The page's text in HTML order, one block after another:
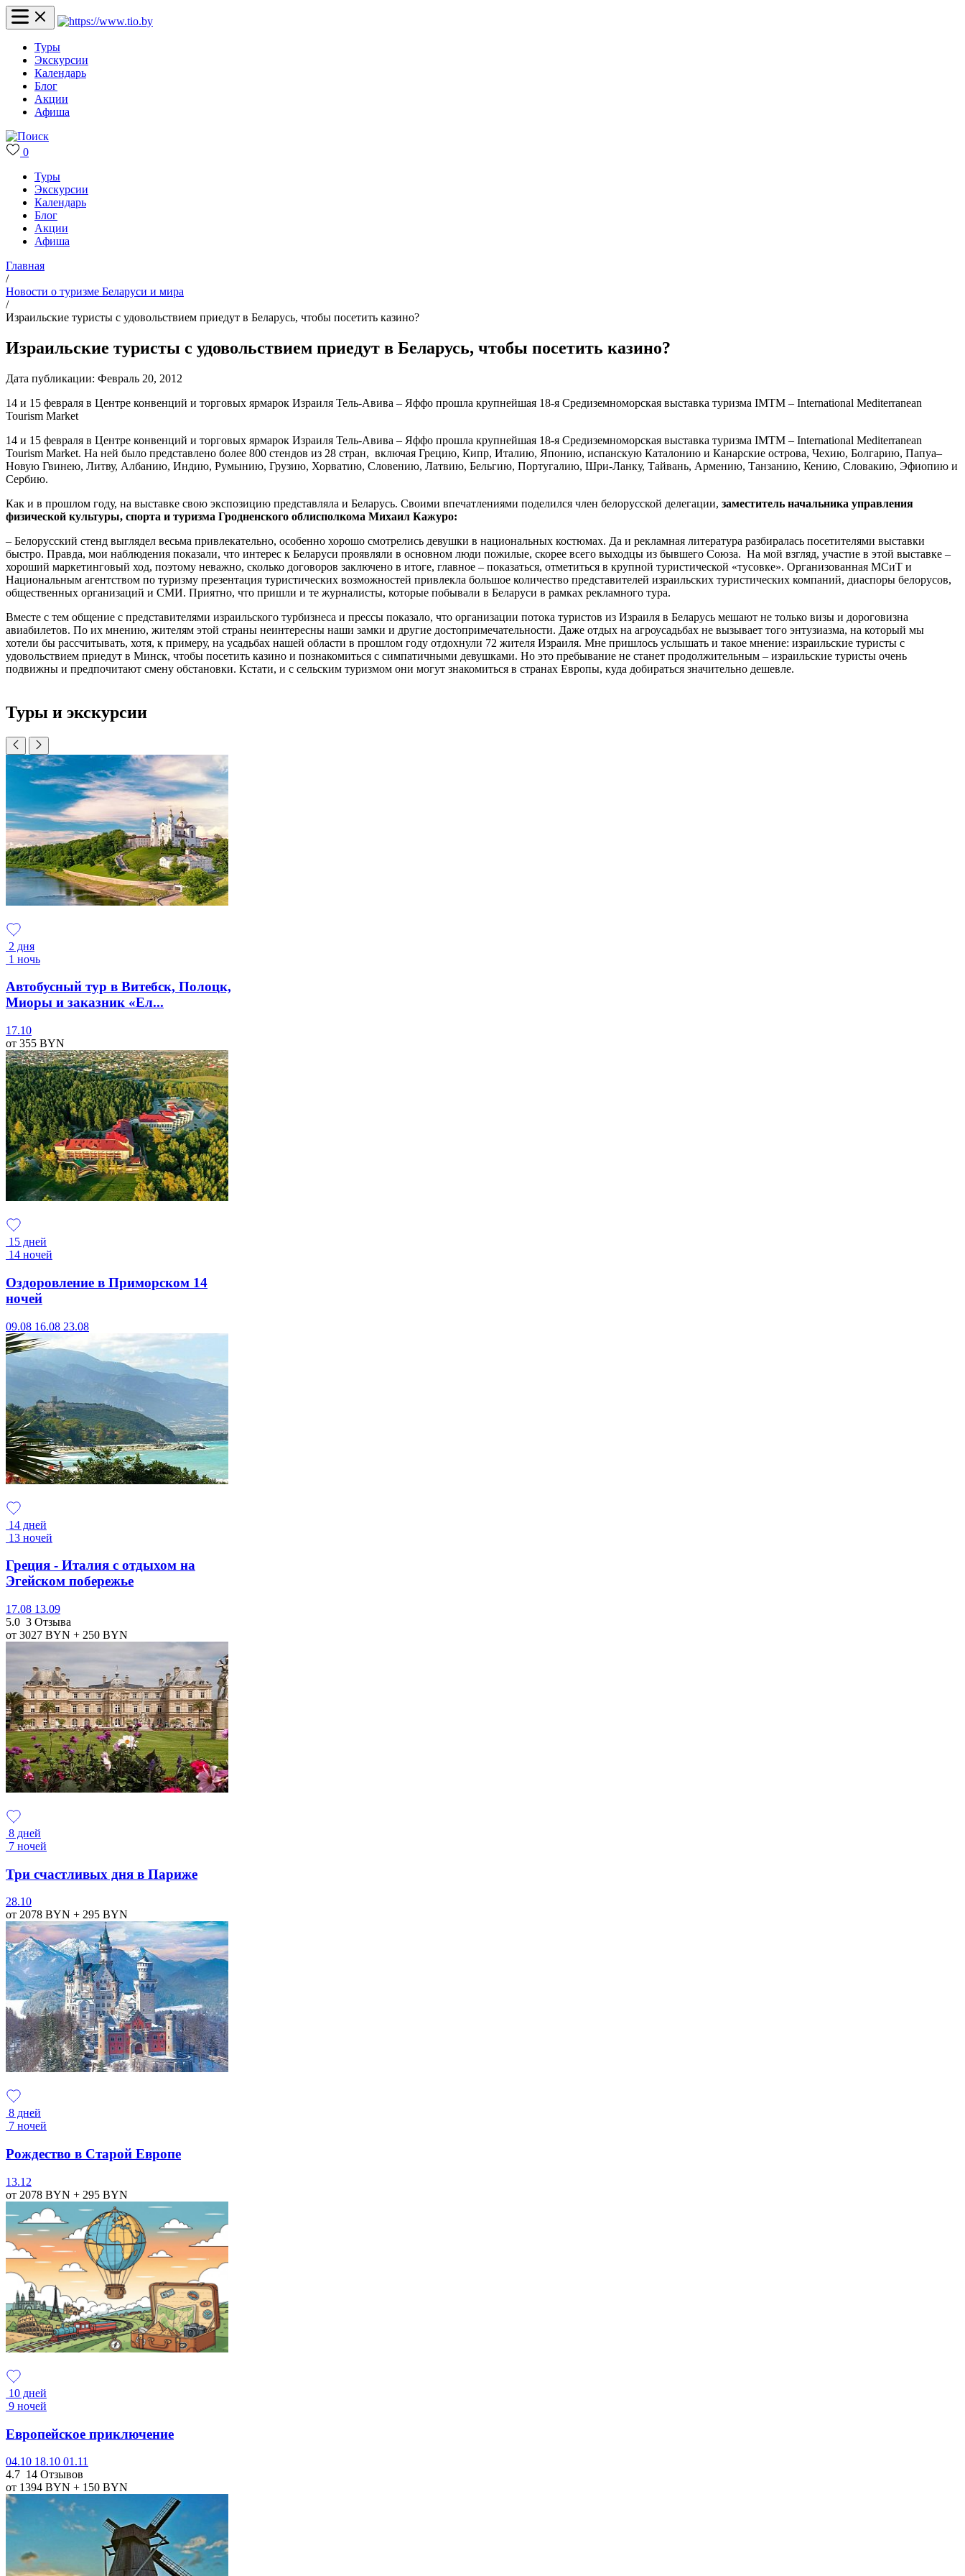
Туры
Экскурсии
Календарь
Блог
Акции
Афиша
0
Туры
Экскурсии
Календарь
Блог
Акции
Афиша
Главная
/
Новости о туризме Беларуси и мира
/
Израильские туристы с удовольствием приедут в Беларусь, чтобы посетить казино?
Израильские туристы с удовольствием приедут в Беларусь, чтобы посетить казино?
Дата публикации: Февраль 20, 2012
14 и 15 февраля в Центре конвенций и торговых ярмарок Израиля Тель-Авива – Яффо прошла крупнейшая 18-я Средиземноморская выставка туризма IMTM – International Mediterranean
Tourism Market
14 и 15 февраля в Центре конвенций и торговых ярмарок Израиля Тель-Авива – Яффо прошла крупнейшая 18-я Средиземноморская выставка туризма IMTM – International Mediterranean
Tourism Market. На ней было представлено более 800 стендов из 28 стран, включая Грецию, Кипр, Италию, Японию, испанскую Каталонию и Канарские острова, Чехию, Болгарию, Папуа–
Новую Гвинею, Литву, Албанию, Индию, Румынию, Грузию, Хорватию, Словению, Латвию, Бельгию, Португалию, Шри-Ланку, Тайвань, Армению, Танзанию, Кению, Словакию, Эфиопию и
Сербию.
Как и в прошлом году, на выставке свою экспозицию представляла и Беларусь. Своими впечатлениями поделился член белорусской делегации, заместитель начальника управления
физической культуры, спорта и туризма Гродненского облисполкома Михаил Кажуро:
– Белорусский стенд выглядел весьма привлекательно, особенно хорошо смотрелись девушки в национальных костюмах. Да и рекламная литература разбиралась посетителями выставки
быстро. Правда, мои наблюдения показали, что интерес к Беларуси проявляли в основном люди пожилые, скорее всего выходцы из бывшего Союза. На мой взгляд, участие в этой выставке –
хороший маркетинговый ход, поэтому неважно, сколько договоров заключено в итоге, главное – показаться, отметиться в крупной туристической «тусовке». Организованная МСиТ и
Национальным агентством по туризму презентация туристических возможностей привлекла большое количество представителей израильских туристических компаний, диаспоры белорусов,
общественных организаций и СМИ. Приятно, что пришли и те журналисты, которые побывали в Беларуси в рамках рекламного тура.
Вместе с тем общение с представителями израильского турбизнеса и прессы показало, что организации потока туристов из Израиля в Беларусь мешают не только визы и дороговизна
авиабилетов. По их мнению, жителям этой страны неинтересны наши замки и другие достопримечательности. Даже отдых на агроусадьбах не вызывает того энтузиазма, на который мы
хотели бы рассчитывать, хотя, к примеру, на усадьбах нашей области в прошлом году отдохнули 72 жителя Израиля. Мне пришлось услышать и такое мнение: израильские туристы с
удовольствием приедут в Минск, чтобы посетить казино и познакомиться с симпатичными девушками. Но это пребывание не станет продолжительным – израильские туристы очень
подвижны и предпочитают смену обстановки. Кстати, и с сельским туризмом они могут знакомиться в странах Европы, куда добираться значительно дешевле.
Туры и экскурсии
2 дня
1 ночь
Автобусный тур в Витебск, Полоцк,
Миоры и заказник «Ел...
17.10
от 355 BYN
15 дней
14 ночей
Оздоровление в Приморском 14
ночей
09.08 16.08 23.08
14 дней
13 ночей
Греция - Италия с отдыхом на
Эгейском побережье
17.08 13.09
5.0 3 Отзыва
от 3027 BYN + 250 BYN
8 дней
7 ночей
Три счастливых дня в Париже
28.10
от 2078 BYN + 295 BYN
8 дней
7 ночей
Рождество в Старой Европе
13.12
от 2078 BYN + 295 BYN
10 дней
9 ночей
Европейское приключение
04.10 18.10 01.11
4.7 14 Отзывов
от 1394 BYN + 150 BYN